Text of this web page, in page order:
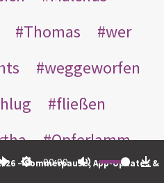
00:00
– Sommerpause, App-Updates &
Thomas
wer
weggeworfen
fließen
Opferlamm
jüdischen